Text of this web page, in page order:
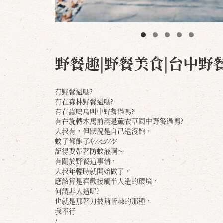
野餐趣|野餐美食|台中野
有野餐過嗎?
有在森林野餐過嗎?
有在蟲鳴鳥叫中野餐過嗎?
有在旋轉木馬前滿是薫衣草園中野餐過嗎?
大叔有，但狀況是自己還沒飽，
蚊子都飽了⁄(⁄ ⁄ ⁄ω⁄ ⁄ ⁄)⁄
記得要帶著防蚊液啊～
有關於野餐這事情，
大叔年輕時就開始做了，
應該算是喜歡接觸半人造的環境，
何謂非人造呢?
也就是那著刀披荊斬棘的那種，
我不行
/